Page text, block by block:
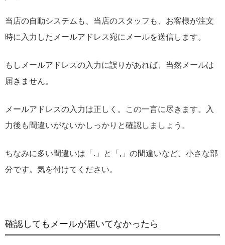
当店の自動システムも、当店のスタッフも、お客様が注文
時に入力したメールアドレス宛にメールを送信します。
もしメールアドレスの入力に誤りがあれば、当然メールは
届きません。
メールアドレスの入力は正しく。この一言に尽きます。入
力後も間違いがないかしっかりと確認しましょう。
ちなみに多い間違いは「.」と「,」の間違いなど、小さな部
分です。気を付けてください。
確認してもメールが届いてなかったら